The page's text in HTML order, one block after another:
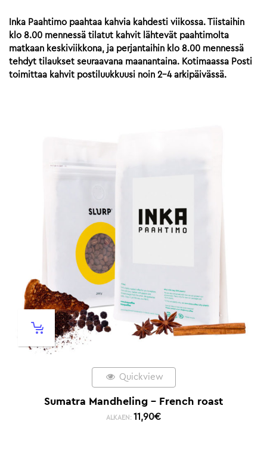
Inka Paahtimo paahtaa kahvia kahdesti viikossa. Tiistaihin
klo 8.00 mennessä tilatut kahvit lähtevät paahtimolta
matkaan keskiviikkona, ja perjantaihin klo 8.00 mennessä
tehdyt tilaukset seuraavana maanantaina. Kotimaassa Posti
toimittaa kahvit postiluukkuusi noin 2-4 arkipäivässä.
Quickview
Sumatra Mandheling – French roast
ALKAEN: 11,90€